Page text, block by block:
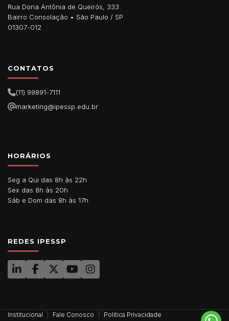
Rua Dona Antônia de Queirós, 333
Bairro Consolação • São Paulo / SP
01307-012
CONTATOS
(11) 99891-7111
marketing@ipessp.edu.br
HORÁRIOS
Seg a Qui das 8h às 22h
Sex das 8h às 20h
Sáb e Dom das 8h às 17h
REDES IPESSP
Institucional Fale Conosco
Política Privacidade